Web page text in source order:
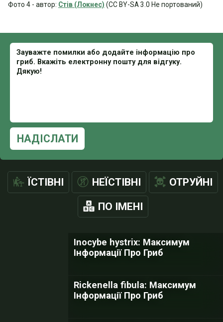
Фото 4 - автор: Стів (Локнес) (CC BY-SA 3.0 Не портований)
НАДІСЛАТИ
ЇСТІВНІ НЕЇСТІВНІ ОТРУЙНІ
ПО ІМЕНІ
Inocybe hystrix: Максимум
Інформації Про Гриб
Rickenella fibula: Максимум
Інформації Про Гриб